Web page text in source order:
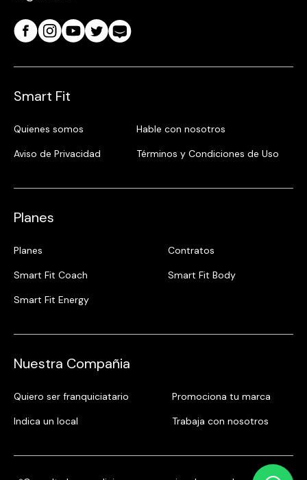
Smart Fit
Quienes somos
Hable con nosotros
Aviso de Privacidad
Términos y Condiciones de Uso
Planes
Planes
Contratos
Smart Fit Coach
Smart Fit Body
Smart Fit Energy
Nuestra Compañia
Quiero ser franquiciatario
Promociona tu marca
Indica un local
Trabaja con nosotros